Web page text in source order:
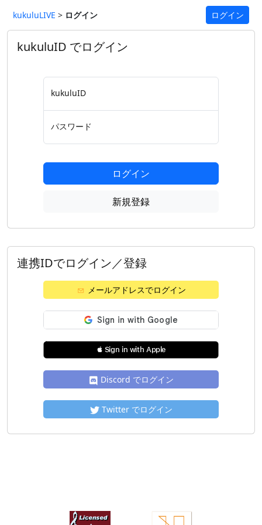
kukuluLIVE > ログイン ログイン
kukuluID でログイン
kukuluID
パスワード
ログイン
新規登録
連携IDでログイン／登録
メールアドレスでログイン
 Sign in with Apple
Discord でログイン
Twitter でログイン